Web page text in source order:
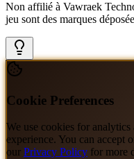
Non affilié à Vawraek
jeu sont des marques
Cookie Preferences
We use cookies for
experience. You can accept
our Privacy Policy for more